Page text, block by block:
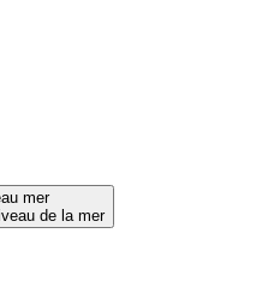
mer
de la mer